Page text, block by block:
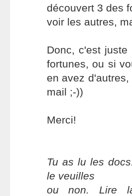
découvert 3 des
voir les autres,
Donc, c'est
fortunes, ou si
en avez
mail ;-))
Merci!
Tu as lu les
le veuilles
ou non. Lire